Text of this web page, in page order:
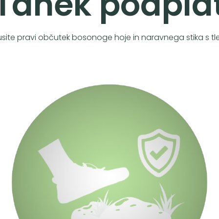
pravi občutek bosonoge hoje in naravnega stika s